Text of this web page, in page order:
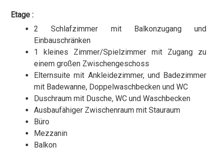
Etage :
2 Schlafzimmer mit Balkonzugang und
Einbauschränken
1 kleines Zimmer/Spielzimmer mit Zugang zu
einem großen Zwischengeschoss
Elternsuite mit Ankleidezimmer, und Badezimmer
mit Badewanne, Doppelwaschbecken und WC
Duschraum mit Dusche, WC und Waschbecken
Ausbaufähiger Zwischenraum mit Stauraum
Büro
Mezzanin
Balkon